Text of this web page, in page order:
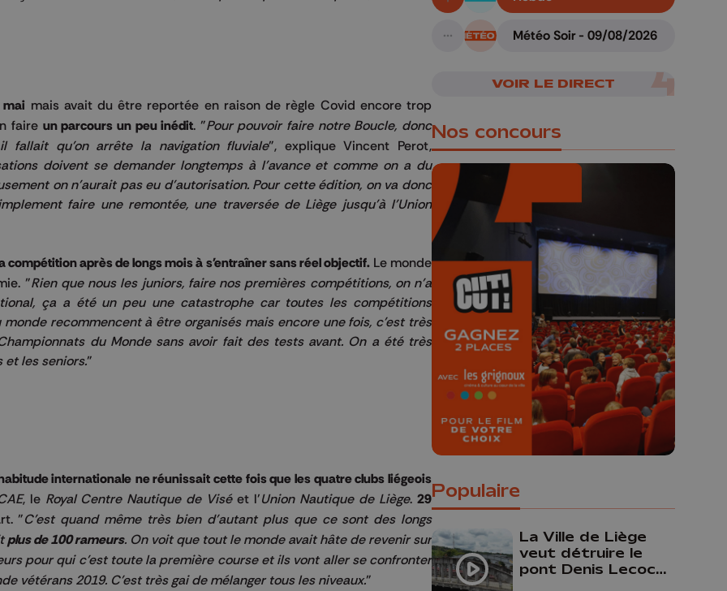
mais avait du être reportée en raison de règle Covid encore trop
faire un parcours un peu inédit. "Pour pouvoir faire notre Boucle, donc
fallait qu'on arrête la navigation fluviale", explique Vincent Perot,
doivent se demander longtemps à l'avance et comme on a du
on n'aurait pas eu d'autorisation. Pour cette édition, on va donc
faire une remontée, une traversée de Liège jusqu'à l'Union
compétition après de longs mois à s'entraîner sans réel objectif.Le monde
"Rien que nous les juniors, faire nos premières compétitions, on n'a
ça a été un peu une catastrophe car toutes les compétitions
recommencent à être organisés mais encore une fois, c'est très
du Monde sans avoir fait des tests avant. On a été très
les seniors."
internationale ne réunissait cette fois que les quatre clubs liégeois
, le Royal Centre Nautique de Viséet l'Union Nautique de Liège.29
"C'est quand même très bien d'autant plus que ce sont des longs
plus de 100 rameurs. On voit que tout le monde avait hâte de revenir sur
pour qui c'est toute la première course et ils vont aller se confronter
vétérans 2019. C'est très gai de mélanger tous les niveaux."
En live!
A suivre
Météo Soir - 09/08/2026
VOIR LE DIRECT
Nos concours
🎬 Concours CUT x
Les Grignoux ✨
Concours permanent - 2 places à
gagner chaque semaine !
Populaire
La Ville de Liège
veut détruire le
pont Denis Lecocq